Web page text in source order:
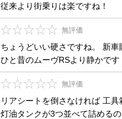
従来より街乗りは楽ですね！
無評価
ちょうどいい硬さですね。 新車
ひと昔のムーヴRSより静かです
無評価
リアシートを倒さなければ 工
灯油タンクが3つ並べて詰める